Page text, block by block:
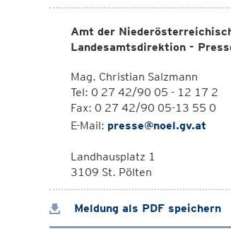
Amt der
Landesamtsdirektion -
Mag. Christian Salzmann
Tel: 0 27 42/90 05 - 12 17 2
Fax: 0 27 42/90 05-13 55 0
E-Mail: presse@noel.gv.at
Landhausplatz 1
3109 St. Pölten
Meldung als PDF speichern